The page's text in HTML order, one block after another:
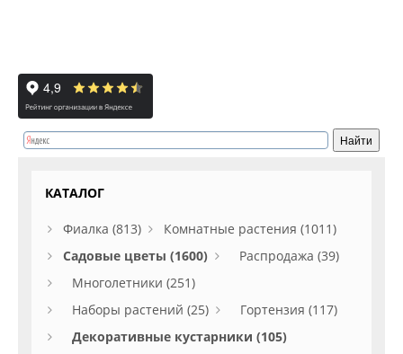
КАТАЛОГ
Фиалка (813)
Комнатные растения (1011)
Садовые цветы (1600)
Распродажа (39)
Многолетники (251)
Наборы растений (25)
Гортензия (117)
Декоративные кустарники (105)